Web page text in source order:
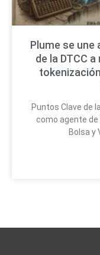
Plume se une
de la DTCC
Puntos Clave de
como agente
Bolsa y